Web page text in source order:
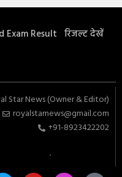
Exam Result रिजल्ट देखें
Star News (Owner & Editor)
royalstarnews@gmail.com
+91-8923422202